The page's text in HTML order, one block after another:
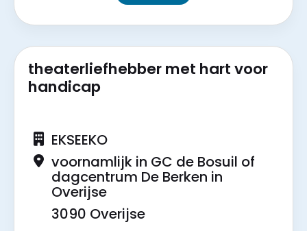
theaterliefhebber met hart voor
handicap
EKSEEKO
voornamlijk in GC de Bosuil of
dagcentrum De Berken in
Overijse
3090 Overijse